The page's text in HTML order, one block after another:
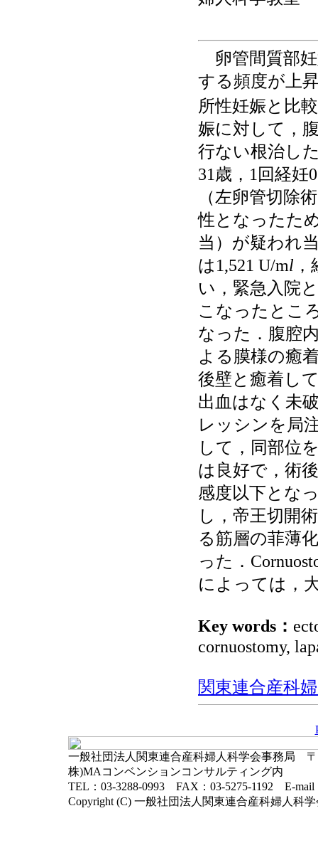
卵管間質部
する頻度が上
所性妊娠と比
娠に対して，
行ない根治し
31歳，1回経妊
（左卵管切除
性となったた
当）が疑われ
は1,521 U/ml
い，緊急入院
こなったとこ
なった．腹腔
よる膜様の癒
後壁と癒着し
出血はなく未
レッシンを局
して，同部位
は良好で，術
感度以下とな
し，帝王切開
る筋層の菲薄
った．
によっては，
Key words：
cornuostomy,
関東連合産科
一般社団法人関東連合産科婦人科学会事務局 〒
株)MAコンベンションコンサルティング内
TEL：03-3288-0993 FAX：03-5275-1192 E-mail
Copyright (C) 一般社団法人関東連合産科婦人科